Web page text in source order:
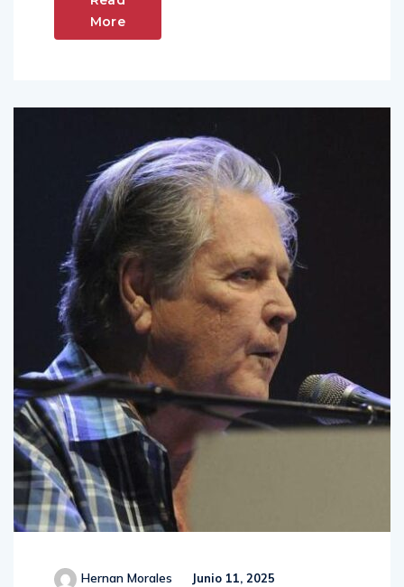
Read
More